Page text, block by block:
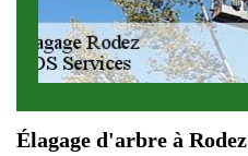
Élagage d'arbre à Rodez